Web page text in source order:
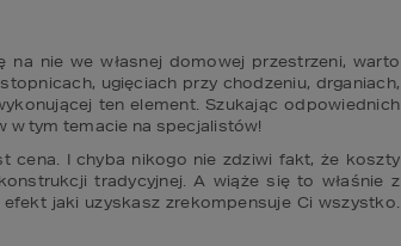
nie we własnej domowej przestrzeni, warto
ugięciach przy chodzeniu, drganiach,
ten element. Szukając odpowiednich
w tym temacie na specjalistów!
I chyba nikogo nie zdziwi fakt, że koszty
tradycyjnej. A wiąże się to właśnie z
jaki uzyskasz zrekompensuje Ci wszystko.